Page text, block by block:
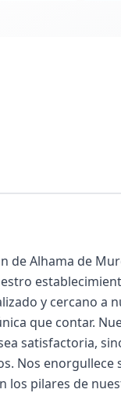
de Alhama de
y cercano a
que contar.
satisfactoria,
Nos
los pilares de